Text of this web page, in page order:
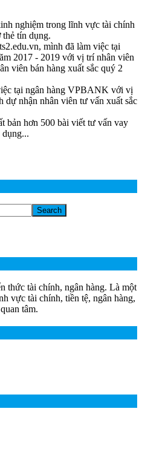
nghiệm trong lĩnh vực tài chính
tín dụng.
mình đã làm việc tại
2017 - 2019 với vị trí nhân viên
viên bán hàng xuất sắc quý 2
tại ngân hàng VPBANK với vị
nhận nhân viên tư vấn xuất sắc
bản hơn 500 bài viết tư vấn vay
thức tài chính, ngân hàng. Là một
vực tài chính, tiền tệ, ngân hàng,
tâm.